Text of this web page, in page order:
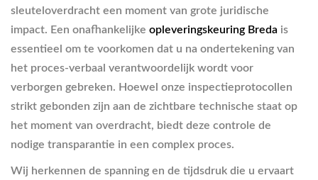
sleuteloverdracht een moment van grote juridische
impact. Een onafhankelijke opleveringskeuring Breda is
essentieel om te voorkomen dat u na ondertekening van
het proces-verbaal verantwoordelijk wordt voor
verborgen gebreken. Hoewel onze inspectieprotocollen
strikt gebonden zijn aan de zichtbare technische staat op
het moment van overdracht, biedt deze controle de
nodige transparantie in een complex proces.
Wij herkennen de spanning en de tijdsdruk die u ervaart